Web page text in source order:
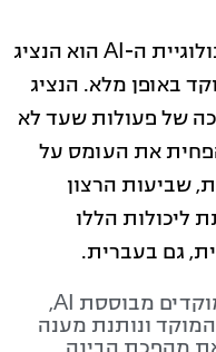
אחד היתרונות הבולטים של טכנולוגיית ה-AI הוא הנציג
באופן מלא. הנציג
של פעולות שעד לא
את העומס על
שביעות הרצון
ליכולות הללו
גם בעברית.
טוקומני היא פלטפורמת ניהול מוקדים מבוססת AI,
ונותנת מענה
מהפכת הבינה